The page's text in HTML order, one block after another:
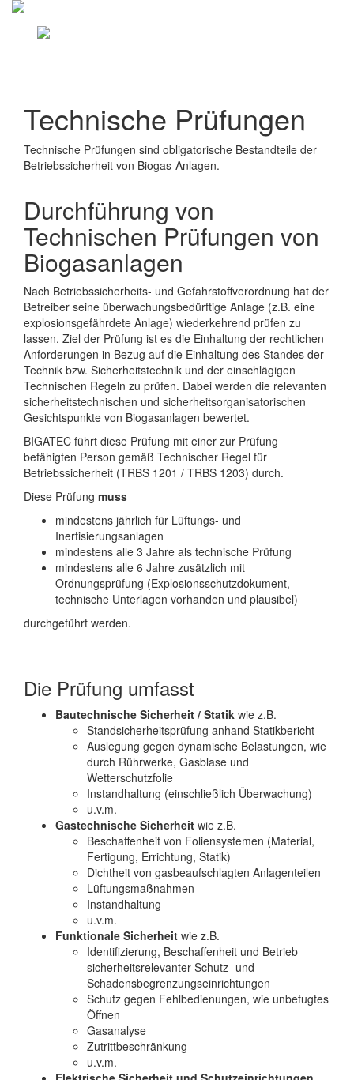
Technische Prüfungen
Technische Prüfungen sind obligatorische Bestandteile der
Betriebssicherheit von Biogas-Anlagen.
Durchführung von
Technischen Prüfungen von
Biogasanlagen
Nach Betriebssicherheits- und Gefahrstoffverordnung hat der
Betreiber seine überwachungsbedürftige Anlage (z.B. eine
explosionsgefährdete Anlage) wiederkehrend prüfen zu
lassen. Ziel der Prüfung ist es die Einhaltung der rechtlichen
Anforderungen in Bezug auf die Einhaltung des Standes der
Technik bzw. Sicherheitstechnik und der einschlägigen
Technischen Regeln zu prüfen. Dabei werden die relevanten
sicherheitstechnischen und sicherheitsorganisatorischen
Gesichtspunkte von Biogasanlagen bewertet.
BIGATEC führt diese Prüfung mit einer zur Prüfung
befähigten Person gemäß Technischer Regel für
Betriebssicherheit (TRBS 1201 / TRBS 1203) durch.
Diese Prüfung muss
mindestens jährlich für Lüftungs- und
Inertisierungsanlagen
mindestens alle 3 Jahre als technische Prüfung
mindestens alle 6 Jahre zusätzlich mit
Ordnungsprüfung (Explosionsschutzdokument,
technische Unterlagen vorhanden und plausibel)
durchgeführt werden.
Die Prüfung umfasst
Bautechnische Sicherheit / Statik wie z.B.
Standsicherheitsprüfung anhand Statikbericht
Auslegung gegen dynamische Belastungen, wie
durch Rührwerke, Gasblase und
Wetterschutzfolie
Instandhaltung (einschließlich Überwachung)
u.v.m.
Gastechnische Sicherheit wie z.B.
Beschaffenheit von Foliensystemen (Material,
Fertigung, Errichtung, Statik)
Dichtheit von gasbeaufschlagten Anlagenteilen
Lüftungsmaßnahmen
Instandhaltung
u.v.m.
Funktionale Sicherheit wie z.B.
Identifizierung, Beschaffenheit und Betrieb
sicherheitsrelevanter Schutz- und
Schadensbegrenzungseinrichtungen
Schutz gegen Fehlbedienungen, wie unbefugtes
Öffnen
Gasanalyse
Zutrittbeschränkung
u.v.m.